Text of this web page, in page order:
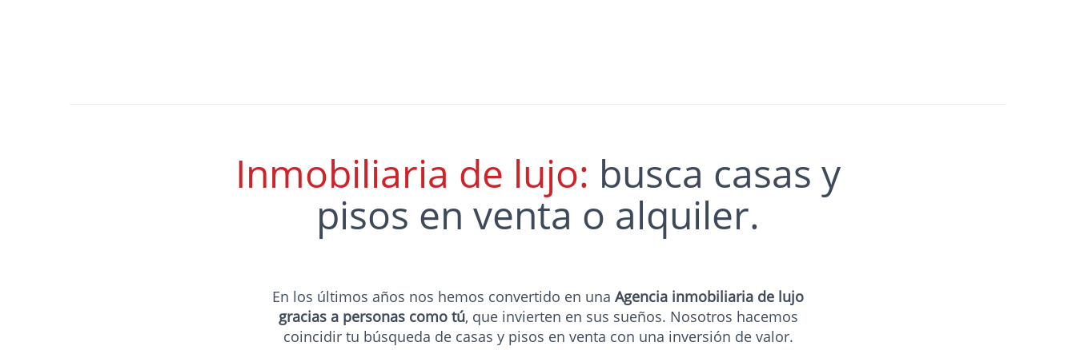
Inmobiliaria de lujo: busca casas y
pisos en venta o alquiler.
En los últimos años nos hemos convertido en una Agencia inmobiliaria de lujo
gracias a personas como tú, que invierten en sus sueños. Nosotros hacemos
coincidir tu búsqueda de casas y pisos en venta con una inversión de valor.